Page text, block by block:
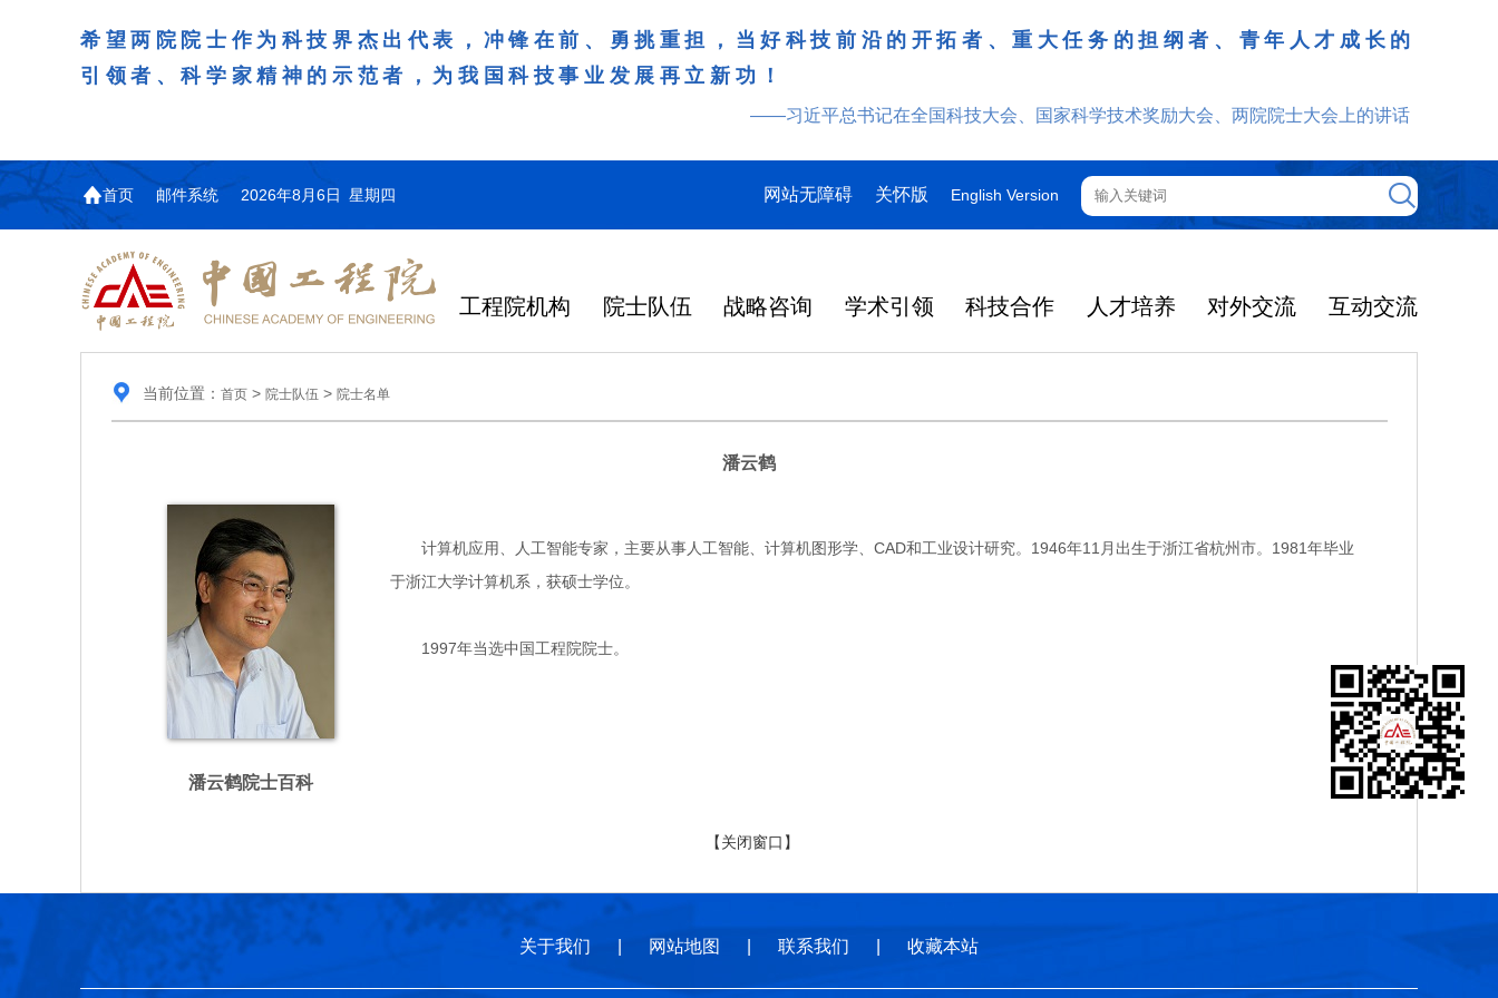
希望两院院士作为科技界杰出代表，冲锋在前、勇挑重担，当好科技前沿的开拓者、重大任务的担纲者、青年人才成长的
引领者、科学家精神的示范者，为我国科技事业发展再立新功！
——习近平总书记在全国科技大会、国家科学技术奖励大会、两院院士大会上的讲话
首页 邮件系统 2026年8月6日 星期四 网站无障碍 关怀版 English Version
工程院机构 院士队伍 战略咨询 学术引领 科技合作 人才培养 对外交流 互动交流
当前位置： 首页> 院士队伍 > 院士名单
潘云鹤
潘云鹤院士百科
计算机应用、人工智能专家，主要从事人工智能、计算机图形学、CAD和工业设计研究。1946年11月出生于浙江省杭州市。1981年毕业
于浙江大学计算机系，获硕士学位。
1997年当选中国工程院院士。
【关闭窗口】
关于我们 网站地图 联系我们 收藏本站